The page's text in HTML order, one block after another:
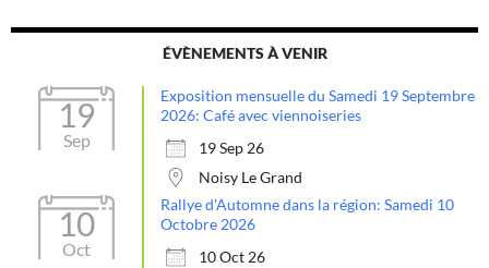
ÉVÈNEMENTS À VENIR
19
Sep
Exposition mensuelle du Samedi 19 Septembre
2026: Café avec viennoiseries
19 Sep 26
Noisy Le Grand
10
Oct
Rallye d'Automne dans la région: Samedi 10
Octobre 2026
10 Oct 26